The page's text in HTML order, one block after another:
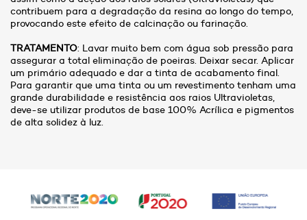
contribuem para a degradação da resina ao longo do tempo,
provocando este efeito de calcinação ou farinação.
TRATAMENTO: Lavar muito bem com água sob pressão para
assegurar a total eliminação de poeiras. Deixar secar. Aplicar
um primário adequado e dar a tinta de acabamento final.
Para garantir que uma tinta ou um revestimento tenham uma
grande durabilidade e resistência aos raios Ultravioletas,
deve-se utilizar produtos de base 100% Acrílica e pigmentos
de alta solidez à luz.